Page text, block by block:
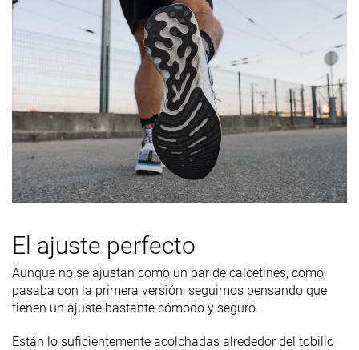
El ajuste perfecto
Aunque no se ajustan como un par de calcetines, como
pasaba con la primera versión, seguimos pensando que
tienen un ajuste bastante cómodo y seguro.
Están lo suficientemente acolchadas alrededor del tobillo